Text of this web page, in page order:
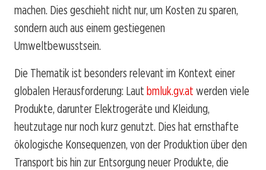
machen. Dies geschieht nicht nur, um Kosten zu sparen,
sondern auch aus einem gestiegenen
Umweltbewusstsein.
Die Thematik ist besonders relevant im Kontext einer
globalen Herausforderung: Laut bmluk.gv.at werden viele
Produkte, darunter Elektrogeräte und Kleidung,
heutzutage nur noch kurz genutzt. Dies hat ernsthafte
ökologische Konsequenzen, von der Produktion über den
Transport bis hin zur Entsorgung neuer Produkte, die